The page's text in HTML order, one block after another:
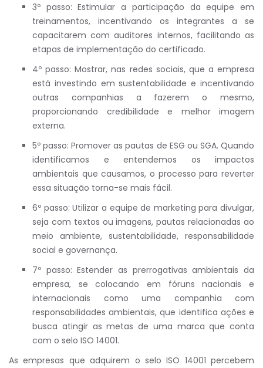
3º passo: Estimular a participação da equipe em
treinamentos, incentivando os integrantes a se
capacitarem com auditores internos, facilitando as
etapas de implementação do certificado.
4º passo: Mostrar, nas redes sociais, que a empresa
está investindo em sustentabilidade e incentivando
outras companhias a fazerem o mesmo,
proporcionando credibilidade e melhor imagem
externa.
5º passo: Promover as pautas de ESG ou SGA. Quando
identificamos e entendemos os impactos
ambientais que causamos, o processo para reverter
essa situação torna-se mais fácil.
6º passo: Utilizar a equipe de marketing para divulgar,
seja com textos ou imagens, pautas relacionadas ao
meio ambiente, sustentabilidade, responsabilidade
social e governança.
7º passo: Estender as prerrogativas ambientais da
empresa, se colocando em fóruns nacionais e
internacionais como uma companhia com
responsabilidades ambientais, que identifica ações e
busca atingir as metas de uma marca que conta
com o selo ISO 14001.
As empresas que adquirem o selo ISO 14001 percebem